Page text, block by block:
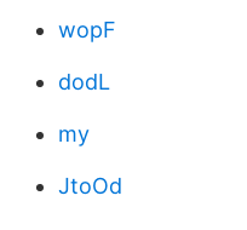
wopF
dodL
my
JtoOd